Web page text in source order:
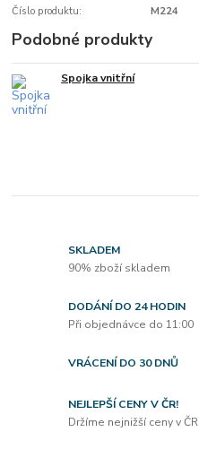
Číslo produktu: M224
Podobné produkty
Spojka vnitřní
SKLADEM
90% zboží skladem
DODÁNÍ DO 24 HODIN
Při objednávce do 11:00
VRÁCENÍ DO 30 DNŮ
NEJLEPŠÍ CENY V ČR!
Držíme nejnižší ceny v ČR